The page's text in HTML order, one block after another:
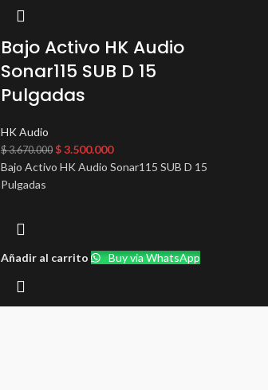
Bajo Activo HK Audio
Sonar115 SUB D 15
Pulgadas
HK Audio
$3.670.000 $3.500.000
Bajo Activo HK Audio Sonar115 SUB D 15
Pulgadas
Añadir al carrito Buy via WhatsApp